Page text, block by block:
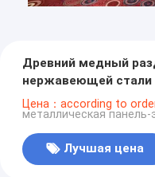
Древний медный
нержавеющей
одежды
Цена：according to
металлическая панель-
Лучшая цена